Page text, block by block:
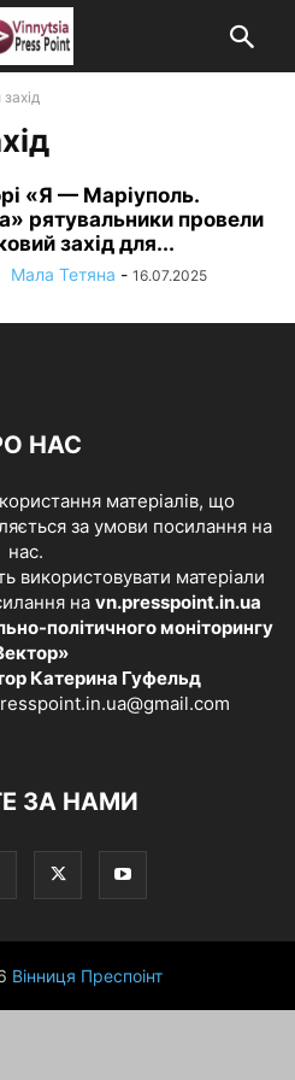
«Я — Маріуполь.
рятувальники провели
захід для...
Мала Тетяна - 16.07.2025
НАС
матеріалів, що
за умови посилання на
нас.
використовувати матеріали
на vn.presspoint.in.ua
політичного моніторингу
Катерина Гуфельд
ЗА НАМИ
Вінниця Преспоінт